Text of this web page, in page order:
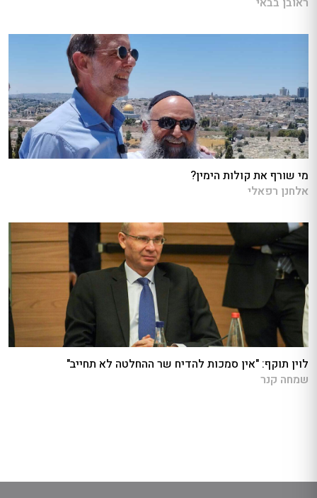
מי שורף את קולות הימין?
אלחנן רפאלי
לוין תוקף: "אין סמכות להדיח שר ההחלטה לא תחייב"
שמחה קנר